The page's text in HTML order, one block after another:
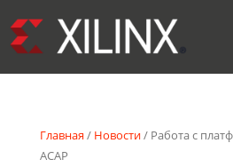
Главная/ Новости/ Работа с
ACAP